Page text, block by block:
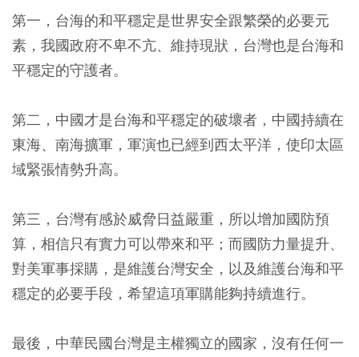
第一，台海的和平穩定是世界安全跟繁榮的必要元
素，我國政府不卑不亢、維持現狀，台灣也是台海和
平穩定的守護者。
第二，中國才是台海和平穩定的破壞者，中國持續在
東海、南海擴軍，軍演也已經到西太平洋，使印太區
域緊張情勢升高。
第三，台灣有感於威脅日益嚴重，所以增加國防預
算，相信只有實力可以帶來和平；而國防力量提升、
對美軍事採購，是維護台灣安全，以及維護台海和平
穩定的必要手段，希望這項軍購能夠持續進行。
最後，中華民國台灣是主權獨立的國家，沒有任何一